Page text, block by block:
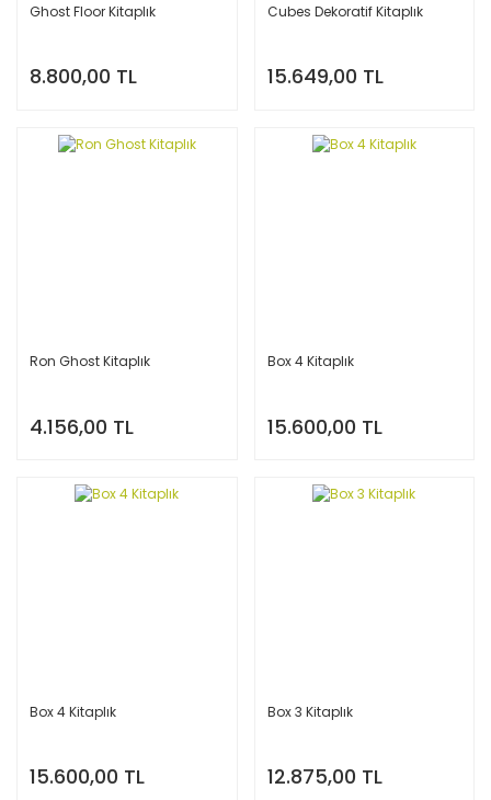
Ghost Floor Kitaplık
8.800,00 TL
Cubes Dekoratif Kitaplık
15.649,00 TL
Ron Ghost Kitaplık
4.156,00 TL
Box 4 Kitaplık
15.600,00 TL
Box 4 Kitaplık
15.600,00 TL
Box 3 Kitaplık
12.875,00 TL